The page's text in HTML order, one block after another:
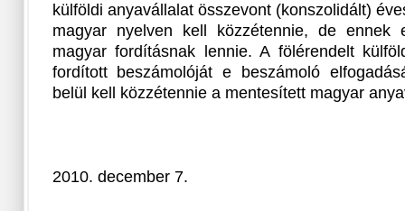
külföldi anyavállalat összevont (konszolidált)
magyar nyelven kell közzétennie, de ennek
magyar fordításnak lennie. A fölérendelt
fordított beszámolóját e beszámoló
belül kell közzétennie a mentesített magyar
2010. december 7.